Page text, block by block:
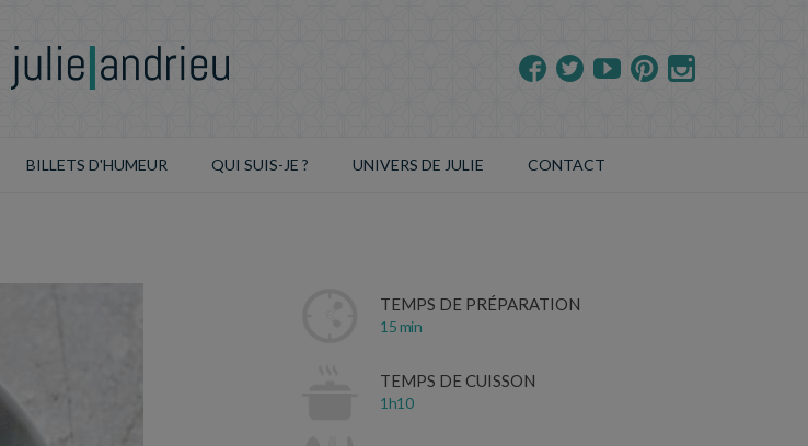
BILLETS D'HUMEUR QUI SUIS-JE ? UNIVERS DE JULIE CONTACT
TEMPS DE PRÉPARATION
15 min
TEMPS DE CUISSON
1h10